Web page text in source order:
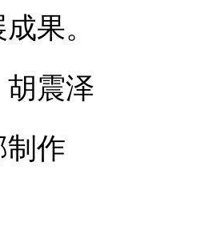
果。
震泽
作